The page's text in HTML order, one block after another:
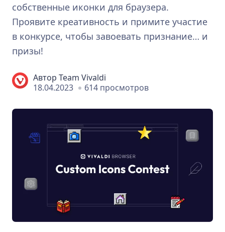
собственные иконки для браузера.
Проявите креативность и примите участие
в конкурсе, чтобы завоевать признание… и
призы!
Автор Team Vivaldi
18.04.2023
614 просмотров